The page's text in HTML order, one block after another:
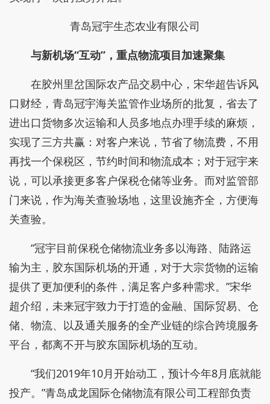
青岛冠宇生态农业有限公司
与新机场“互动”，重点物流项目加速聚集
在胶州里岔国际农产品交易中心，宋华超告诉风
口财经，青岛冠宇海关监管作业场所的批复，省去了
进出口货物多次运输和人员多地点办理手续的麻烦，
实现了三方共赢：对客户来说，节省了物流费，不用
再找一个保税区，节约时间和物流成本；对于冠宇来
说，可以承接更多客户保税仓储等业务。而对监管部
门来说，作为海关查验场地，这里设施齐全，方便海
关查验。
“冠宇目前保税仓储物流业务多以海路、陆路运
输为主，胶东国际机场的开通，对于大宗货物的运输
提供了更加便利的条件，满足客户多种需求。”宋华
超介绍，未来冠宇致力于打造的金融、国际贸易、仓
储、物流、以及通关服务的全产业链的综合跨境服务
平台，都离不开与胶东国际机场的互动。
“我们2019年10月开始动工，预计今年8月底就能
投产。”青岛成龙国际仓储物流有限公司工程部负责